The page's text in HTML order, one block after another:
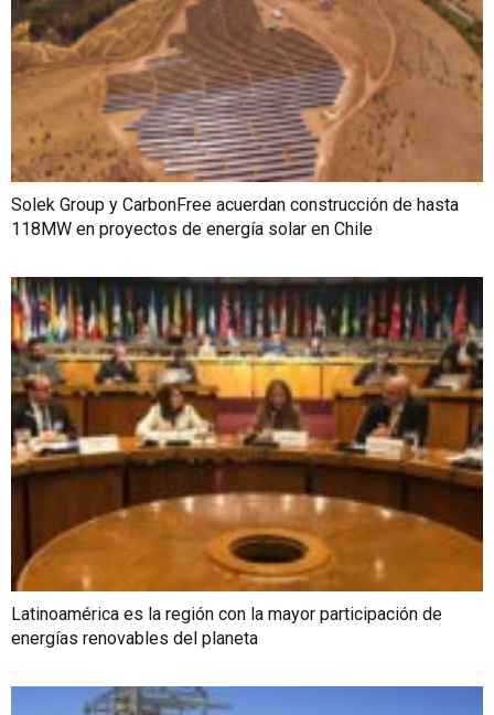
Solek Group y CarbonFree acuerdan construcción de hasta
118MW en proyectos de energía solar en Chile
Latinoamérica es la región con la mayor participación de
energías renovables del planeta